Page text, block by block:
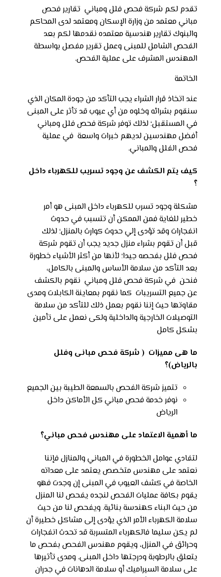
تقدم لكم شركة فحص فلل ومباني تقارير فحص
مباني معتمد من وزارة الإسكان ومعتمد لدى المحاكم
والبنوك تقارير هندسية معتمده نقدمها لكم بعد
الفحص الشامل للمبنى وعمل تقرير مفصل بواسطة
المهندس المشرف على عملية الفحص.
الخاتمة
عند اتخاذ قرار الشراء يجب التأكد من جودة المكان الذي
سنقوم بشرائه وخلوه من أي عيوب قد تأثر على المبنى
في المستقبل؛ لذلك توفر شركة فحص فلل ومباني
أفضل مهندسين لديهم خبرات واسعة في عملية
فحص الفلل والمباني.
كيف يتم الكشف عن وجود تسريب للكهرباء داخل
؟
مشكلة وجود تسرب للكهرباء داخل المبنى هو أمر
خطير للغاية فمن الممكن أن تتسبب في حدوث
انفجارات وقد تؤدى إلي حدوث كوارث بالمنزل؛ لذلك
قبل أن تقوم بشراء منزل جديد يجب أن تقوم شركة
فحص فلل بفحصه جيدا؛ لأنها من أكثر الأشياء خطورة
بعد التأكد من سلامة الأساس والمبنى بالكامل،
فنحن في شركة فحص فلل ومباني نقوم بالكشف
عن جميع التسريبات كما نقوم بمعاينة الكابلات ومدى
مقاوتها حيث إننا نقوم بعمل ذلك للتأكد من سلامة
التوصيلات الخارجية والداخلية ولكى نعمل على تأمين
بشكل كامل
ما هى مميزات ( شركة فحص مبانى وفلل
بالرياض)؟
تتميز شركة الفحص بالسمعة الطيبة بين الجميع
نوفر خدمة فحص مباني كل الأماكن داخل
الرياض
ما أهمية الاعتماد على مهندس فحص مباني؟
لتفادي عوامل الخطورة في المباني والمنازل فإننا
نعتمد على مهندس متخصص يعتمد على معداته
الخاصة في كشف العيوب في المبنى إن وجدت فهو
يقوم بكافة عمليات الفحص لنجده يفحص لنا المنزل
من حيث البناء كهندسة بنائية. ويفحص لنا من حيث
سلامة الكهرباء الأمر الذي يؤدى إلى مشاكل خطيرة أن
لم يكن سليما فالكهرباء المتسربة قد تحدث انفجارات
وحرائق في المنزل، ويقوم مهندس الفحص بفحص ما
يتعلق بالرطوبة ودرجتها داخل المبنى. ومدى تأثيرها
على سلامة السيراميك أو سلامة الدهانات في جدران